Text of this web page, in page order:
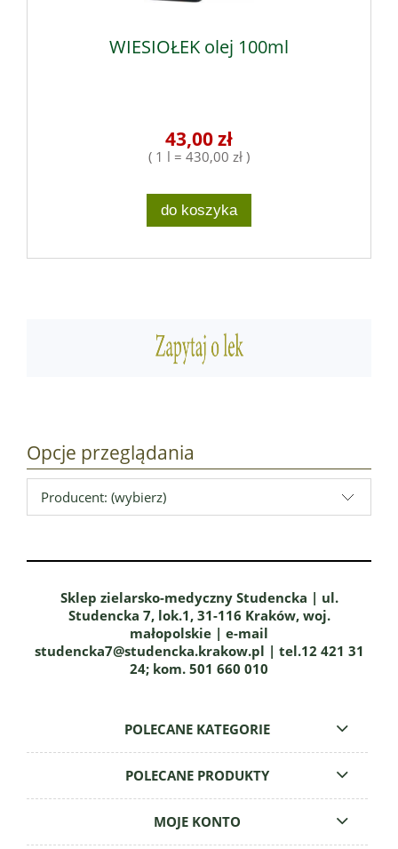
WIESIOŁEK olej 100ml
43,00 zł
( 1 l = 430,00 zł )
do koszyka
Opcje przeglądania
Producent: (wybierz)
Sklep zielarsko-medyczny Studencka | ul.
Studencka 7, lok.1, 31-116 Kraków, woj.
małopolskie | e-mail
studencka7@studencka.krakow.pl | tel.12 421 31
24; kom. 501 660 010
POLECANE KATEGORIE
POLECANE PRODUKTY
MOJE KONTO